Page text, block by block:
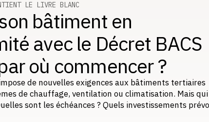
LE LIVRE BLANC
bâtiment en
avec le Décret BACS
où commencer ?
de nouvelles exigences aux bâtiments tertiaires
de chauffage, ventilation ou climatisation. Mais qui
sont les échéances ? Quels investissements